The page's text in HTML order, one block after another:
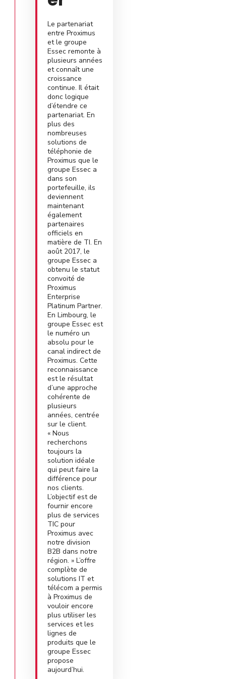
Le partenariat
entre Proximus
et le groupe
Essec remonte à
plusieurs années
et connaît une
croissance
continue. Il était
donc logique
d’étendre ce
partenariat. En
plus des
nombreuses
solutions de
téléphonie de
Proximus que le
groupe Essec a
dans son
portefeuille, ils
deviennent
maintenant
également
partenaires
officiels en
matière de TI. En
août 2017, le
groupe Essec a
obtenu le statut
convoité de
Proximus
Enterprise
Platinum Partner.
En Limbourg, le
groupe Essec est
le numéro un
absolu pour le
canal indirect de
Proximus. Cette
reconnaissance
est le résultat
d’une approche
cohérente de
plusieurs
années, centrée
sur le client.
« Nous
recherchons
toujours la
solution idéale
qui peut faire la
différence pour
nos clients.
L’objectif est de
fournir encore
plus de services
TIC pour
Proximus avec
notre division
B2B dans notre
région. » L’offre
complète de
solutions IT et
télécom a permis
à Proximus de
vouloir encore
plus utiliser les
services et les
lignes de
produits que le
groupe Essec
propose
aujourd’hui.